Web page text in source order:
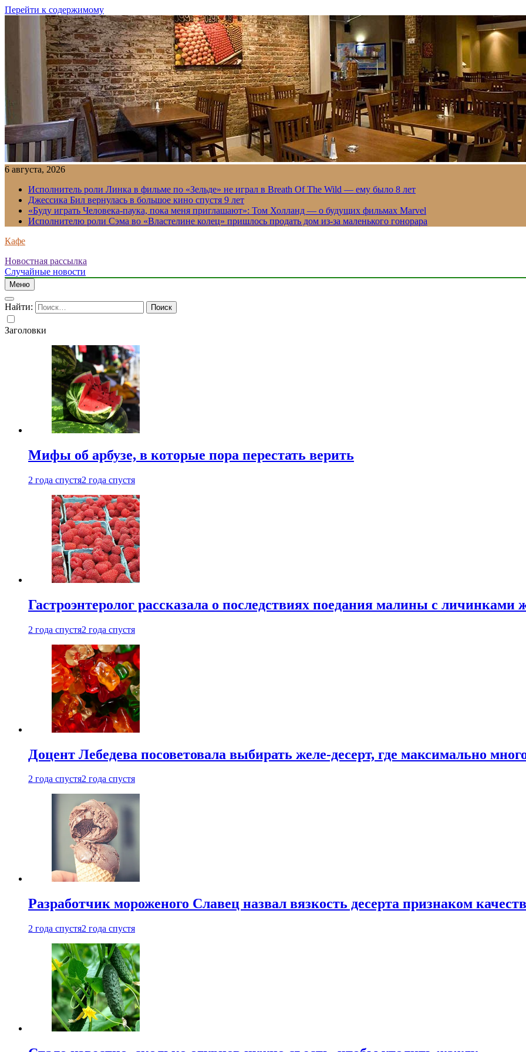
Перейти к содержимому
6 августа, 2026
Исполнитель роли Линка в фильме по «Зельде» не играл в Breath Of The Wild — ему было 8 лет
Джессика Бил вернулась в большое кино спустя 9 лет
«Буду играть Человека-паука, пока меня приглашают»: Том Холланд — о будущих фильмах Marvel
Исполнителю роли Сэма во «Властелине колец» пришлось продать дом из-за маленького гонорара
Кафе
Новостная рассылка
Случайные новости
Меню
Найти:
Заголовки
Мифы об арбузе, в которые пора перестать верить
2 года спустя2 года спустя
Гастроэнтеролог рассказала о последствиях поедания малины с личинками
2 года спустя2 года спустя
Доцент Лебедева посоветовала выбирать желе-десерт, где максимально
2 года спустя2 года спустя
Разработчик мороженого Славец назвал вязкость десерта признаком
2 года спустя2 года спустя